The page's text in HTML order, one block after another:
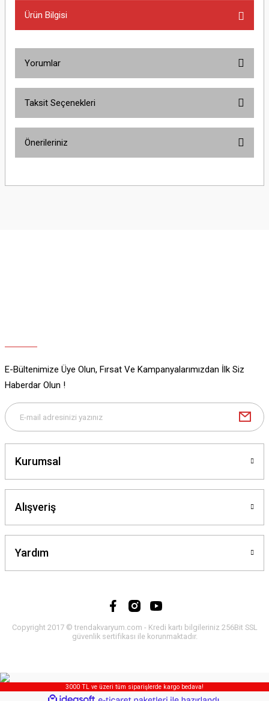
Ürün Bilgisi
Yorumlar
Taksit Seçenekleri
Önerileriniz
yetersiz gördüğünüz noktaları öneri formunu kullanarak tarafımıza
E-Bültenimize Üye Olun, Fırsat Ve Kampanyalarımızdan İlk Siz
Haberdar Olun !
Kurumsal
Alışveriş
Yardım
Copyright 2017 © trendakvaryum.com - Kredi kartı bilgileriniz 256Bit SSL
güvenlik sertifikası ile korunmaktadır.
3000 TL ve üzeri tüm siparişlerde kargo bedava!
ideasoft